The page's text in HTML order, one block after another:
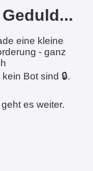
eine kleine
- ganz
Bot sind 🔒.
es weiter.